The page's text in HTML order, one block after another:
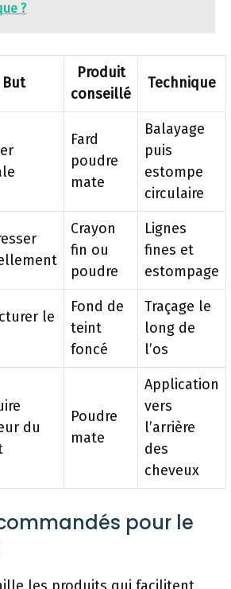
?
But
Produit
conseillé
Technique
Fard
poudre
mate
Balayage
puis
estompe
circulaire
Crayon
fin ou
poudre
Lignes
fines et
estompage
le
Fond de
teint
foncé
Traçage le
long de
l’os
du
Poudre
mate
Application
vers
l’arrière
des
cheveux
pour le